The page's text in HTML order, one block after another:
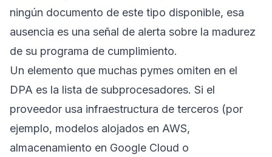
ningún documento de este tipo disponible, esa
ausencia es una señal de alerta sobre la madurez
de su programa de cumplimiento.
Un elemento que muchas pymes omiten en el
DPA es la lista de subprocesadores. Si el
proveedor usa infraestructura de terceros (por
ejemplo, modelos alojados en AWS,
almacenamiento en Google Cloud o